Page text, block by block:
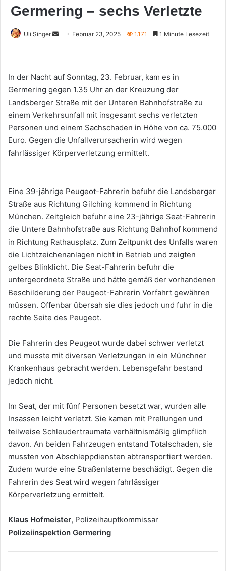
Germering – sechs Verletzte
Uli Singer
Sende
Mail
Februar 23, 2025 1.171 1 Minute Lesezeit
In der Nacht auf Sonntag, 23. Februar, kam es in
Germering gegen 1.35 Uhr an der Kreuzung der
Landsberger Straße mit der Unteren Bahnhofstraße zu
einem Verkehrsunfall mit insgesamt sechs verletzten
Personen und einem Sachschaden in Höhe von ca. 75.000
Euro. Gegen die Unfallverursacherin wird wegen
fahrlässiger Körperverletzung ermittelt.
Eine 39-jährige Peugeot-Fahrerin befuhr die Landsberger
Straße aus Richtung Gilching kommend in Richtung
München. Zeitgleich befuhr eine 23-jährige Seat-Fahrerin
die Untere Bahnhofstraße aus Richtung Bahnhof kommend
in Richtung Rathausplatz. Zum Zeitpunkt des Unfalls waren
die Lichtzeichenanlagen nicht in Betrieb und zeigten
gelbes Blinklicht. Die Seat-Fahrerin befuhr die
untergeordnete Straße und hätte gemäß der vorhandenen
Beschilderung der Peugeot-Fahrerin Vorfahrt gewähren
müssen. Offenbar übersah sie dies jedoch und fuhr in die
rechte Seite des Peugeot.
Die Fahrerin des Peugeot wurde dabei schwer verletzt
und musste mit diversen Verletzungen in ein Münchner
Krankenhaus gebracht werden. Lebensgefahr bestand
jedoch nicht.
Im Seat, der mit fünf Personen besetzt war, wurden alle
Insassen leicht verletzt. Sie kamen mit Prellungen und
teilweise Schleudertraumata verhältnismäßig glimpflich
davon. An beiden Fahrzeugen entstand Totalschaden, sie
mussten von Abschleppdiensten abtransportiert werden.
Zudem wurde eine Straßenlaterne beschädigt. Gegen die
Fahrerin des Seat wird wegen fahrlässiger
Körperverletzung ermittelt.
Klaus Hofmeister, Polizeihauptkommissar
Polizeiinspektion Germering